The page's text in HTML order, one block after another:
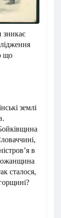
зникає
що
землі
в
сталося,